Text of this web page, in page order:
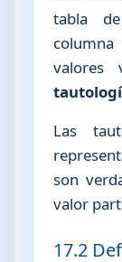
tabla
valores
Las
son
valor
17.2